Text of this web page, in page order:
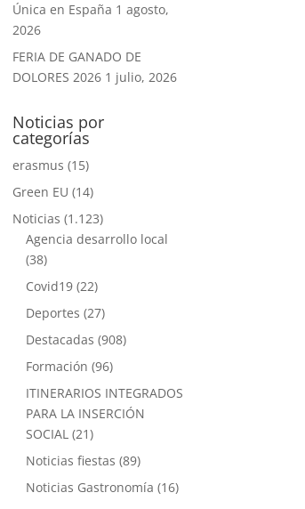
Única en España 1 agosto,
2026
FERIA DE GANADO DE
DOLORES 2026 1 julio, 2026
Noticias por
categorías
erasmus (15)
Green EU (14)
Noticias (1.123)
Agencia desarrollo local
(38)
Covid19 (22)
Deportes (27)
Destacadas (908)
Formación (96)
ITINERARIOS INTEGRADOS
PARA LA INSERCIÓN
SOCIAL (21)
Noticias fiestas (89)
Noticias Gastronomía (16)